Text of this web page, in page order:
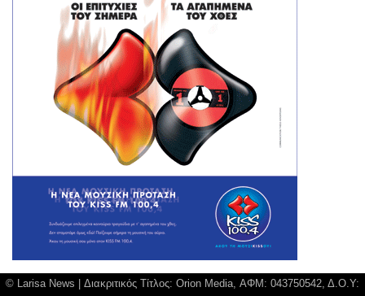
© Larisa News | Διακριτικός Τίτλος: Orion Media, ΑΦΜ: 043750542, Δ.Ο.Υ: